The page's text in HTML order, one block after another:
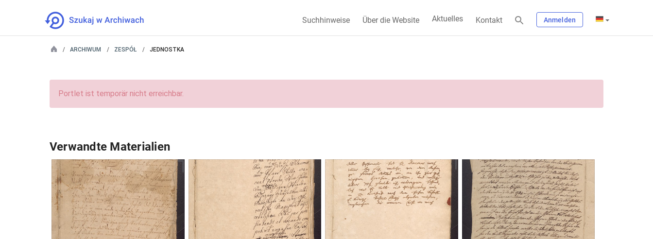
Suchhinweise Über die Website Aktuelles Kontakt Anmelden
ARCHIWUM ZESPÓŁ JEDNOSTKA
Portlet ist temporär nicht erreichbar.
Verwandte Materialien